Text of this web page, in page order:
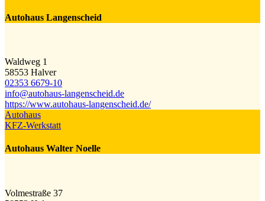
Autohaus Langenscheid
Waldweg 1
58553 Halver
02353 6679-10
info@​autohaus-langenscheid.de
https://www.autohaus-langenscheid.de/
Autohaus
KFZ-Werkstatt
Autohaus Walter Noelle
Volmestraße 37